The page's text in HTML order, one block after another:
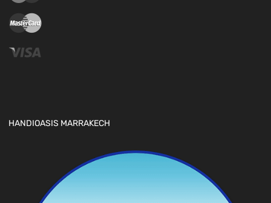
HANDIOASIS MARRAKECH